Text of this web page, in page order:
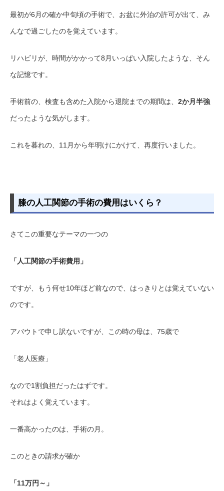
最初が6月の確か中旬頃の手術で、お盆に外泊の許可が出て、み
んなで過ごしたのを覚えています。
リハビリが、時間がかかって8月いっぱい入院したような、そん
な記憶です。
手術前の、検査も含めた入院から退院までの期間は、 2か月半強
だったような気がします。
これを暮れの、11月から年明けにかけて、再度行いました。
膝の人工関節の手術の費用はいくら？
さてこの重要なテーマの一つの
「人工関節の手術費用」
ですが、もう何せ10年ほど前なので、はっきりとは覚えていない
のです。
アバウトで申し訳ないですが、この時の母は、75歳で
「老人医療」
なので1割負担だったはずです。
それはよく覚えています。
一番高かったのは、手術の月。
このときの請求が確か
「11万円～」